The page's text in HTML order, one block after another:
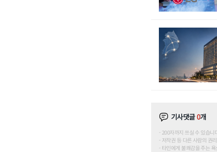
기사댓글0개
200자까지 쓰실 수 있습
저작권 등 다른 사람의 권
타인에게 불쾌감을 주는